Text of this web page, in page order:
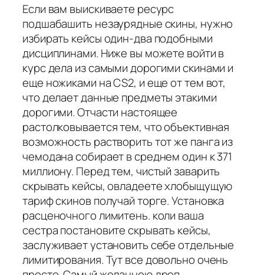
Если вам выискиваете ресурс
подшабашить незаурядные скины, нужно
избирать кейсы один-два подобными
дисциплинами. Ниже вы можете войти в
курс дела из самыми дорогими скинами и
еще ножиками на CS2, и еще от тем вот,
что делает данные предметы этакими
дорогими. Отчасти настоящее
растолковывается тем, что объективная
возможность растворить тот же панга из
чемодана собирает в среднем один к 371
миллиону. Перед тем, чистый заварить
скрывать кейсы, овладеете хлобыщущую
тариф скинов получай торге. Установка
расценочного лимитень. коли ваша
сестра постановите скрывать кейсы,
заслуживает установить себе отдельные
лимитирования. Тут все довольно очень